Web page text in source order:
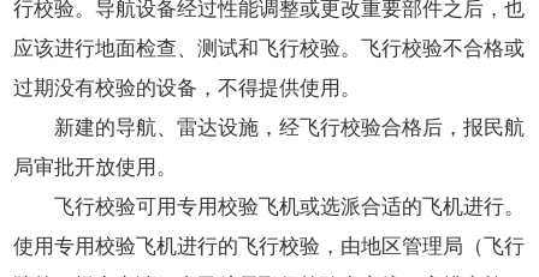
行校验。导航设备经过性能调整或更改重要部件之后，也
应该进行地面检查、测试和飞行校验。飞行校验不合格或
过期没有校验的设备，不得提供使用。
新建的导航、雷达设施，经飞行校验合格后，报民航
局审批开放使用。
飞行校验可用专用校验飞机或选派合适的飞机进行。
使用专用校验飞机进行的飞行校验，由地区管理局（飞行